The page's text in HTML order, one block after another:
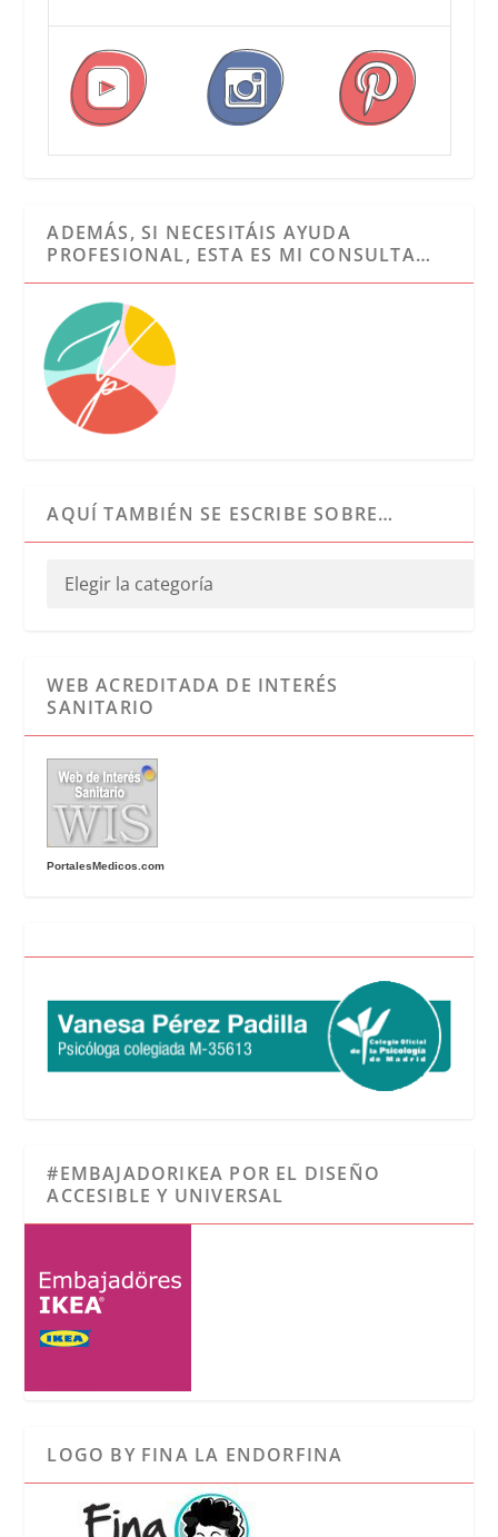
ADEMÁS, SI NECESITÁIS AYUDA
PROFESIONAL, ESTA ES MI CONSULTA…
AQUÍ TAMBIÉN SE ESCRIBE SOBRE…
WEB ACREDITADA DE INTERÉS
SANITARIO
PortalesMedicos.com
#EMBAJADORIKEA POR EL DISEÑO
ACCESIBLE Y UNIVERSAL
LOGO BY FINA LA ENDORFINA